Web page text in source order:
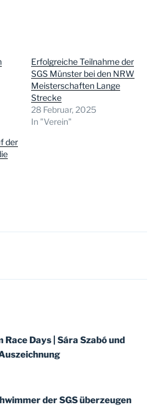
Erfolgreiche Teilnahme der
SGS Münster bei den NRW
Meisterschaften Lange
Strecke
28 Februar, 2025
In "Verein"
der
Race Days | Sára Szabó und
der SGS überzeugen